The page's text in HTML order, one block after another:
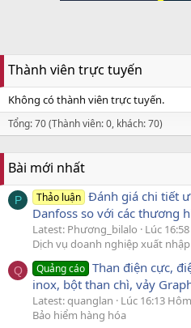
Thành viên trực tuyến
Không có thành viên trực tuyến.
Tổng: 70 (Thành viên: 0, khách: 70)
Bài mới nhất
P Thảo luận Đánh giá chi tiết
Danfoss so với các thương
Latest: Phương_bilalo
Lúc
Dịch vụ doanh nghiệp xuất
Q Quảng cáo Than điện cực,
inox, bột than chì, vảy
Latest: quanglan
Lúc 16:13
Bảo hiểm hàng hóa